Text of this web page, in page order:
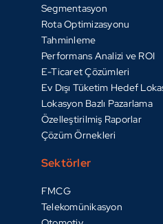
Segmentasyon
Rota Optimizasyonu
Tahminleme
Performans Analizi ve ROI
E-Ticaret Çözümleri
Ev Dışı Tüketim Hedef
Lokasyon Bazlı Pazarlama
Özelleştirilmiş Raporlar
Çözüm Örnekleri
Sektörler
FMCG
Telekomünikasyon